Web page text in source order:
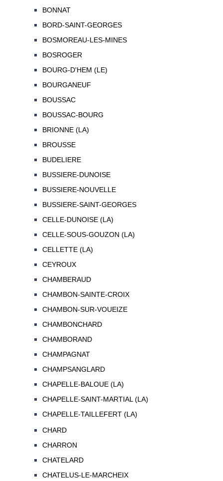
BONNAT
BORD-SAINT-GEORGES
BOSMOREAU-LES-MINES
BOSROGER
BOURG-D'HEM (LE)
BOURGANEUF
BOUSSAC
BOUSSAC-BOURG
BRIONNE (LA)
BROUSSE
BUDELIERE
BUSSIERE-DUNOISE
BUSSIERE-NOUVELLE
BUSSIERE-SAINT-GEORGES
CELLE-DUNOISE (LA)
CELLE-SOUS-GOUZON (LA)
CELLETTE (LA)
CEYROUX
CHAMBERAUD
CHAMBON-SAINTE-CROIX
CHAMBON-SUR-VOUEIZE
CHAMBONCHARD
CHAMBORAND
CHAMPAGNAT
CHAMPSANGLARD
CHAPELLE-BALOUE (LA)
CHAPELLE-SAINT-MARTIAL (LA)
CHAPELLE-TAILLEFERT (LA)
CHARD
CHARRON
CHATELARD
CHATELUS-LE-MARCHEIX